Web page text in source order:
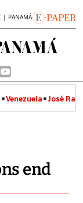
| PANAMÁ
Venezuela José
end